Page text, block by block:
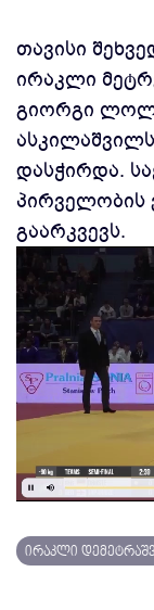
თავისი
ირაკლი
გიორგი
დასჭირდა.
პირველობის
გაარკვევს.
ირაკლი